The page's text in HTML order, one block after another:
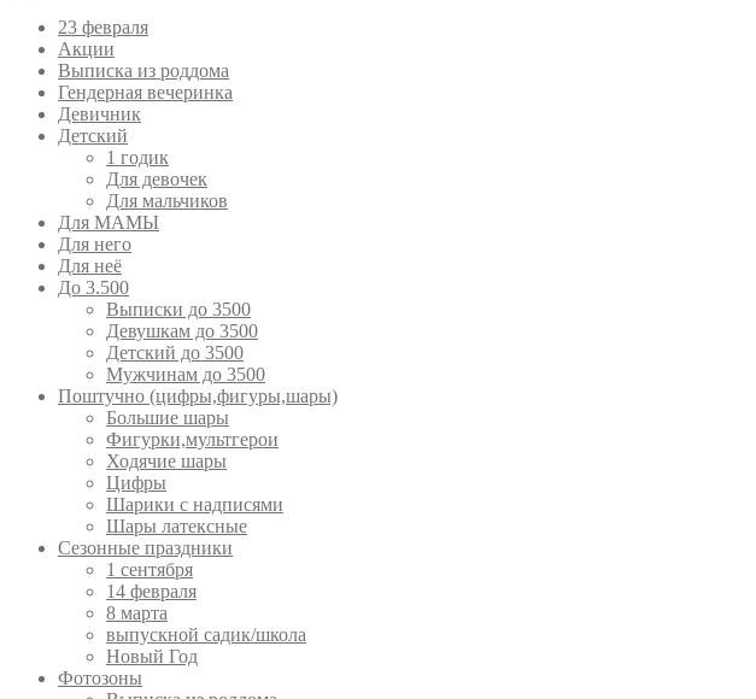
23 февраля
Акции
Выписка из роддома
Гендерная вечеринка
Девичник
Детский
1 годик
Для девочек
Для мальчиков
Для МАМЫ
Для него
Для неё
До 3.500
Выписки до 3500
Девушкам до 3500
Детский до 3500
Мужчинам до 3500
Поштучно (цифры,фигуры,шары)
Большие шары
Фигурки,мультгерои
Ходячие шары
Цифры
Шарики с надписями
Шары латексные
Сезонные праздники
1 сентября
14 февраля
8 марта
выпускной садик/школа
Новый Год
Фотозоны